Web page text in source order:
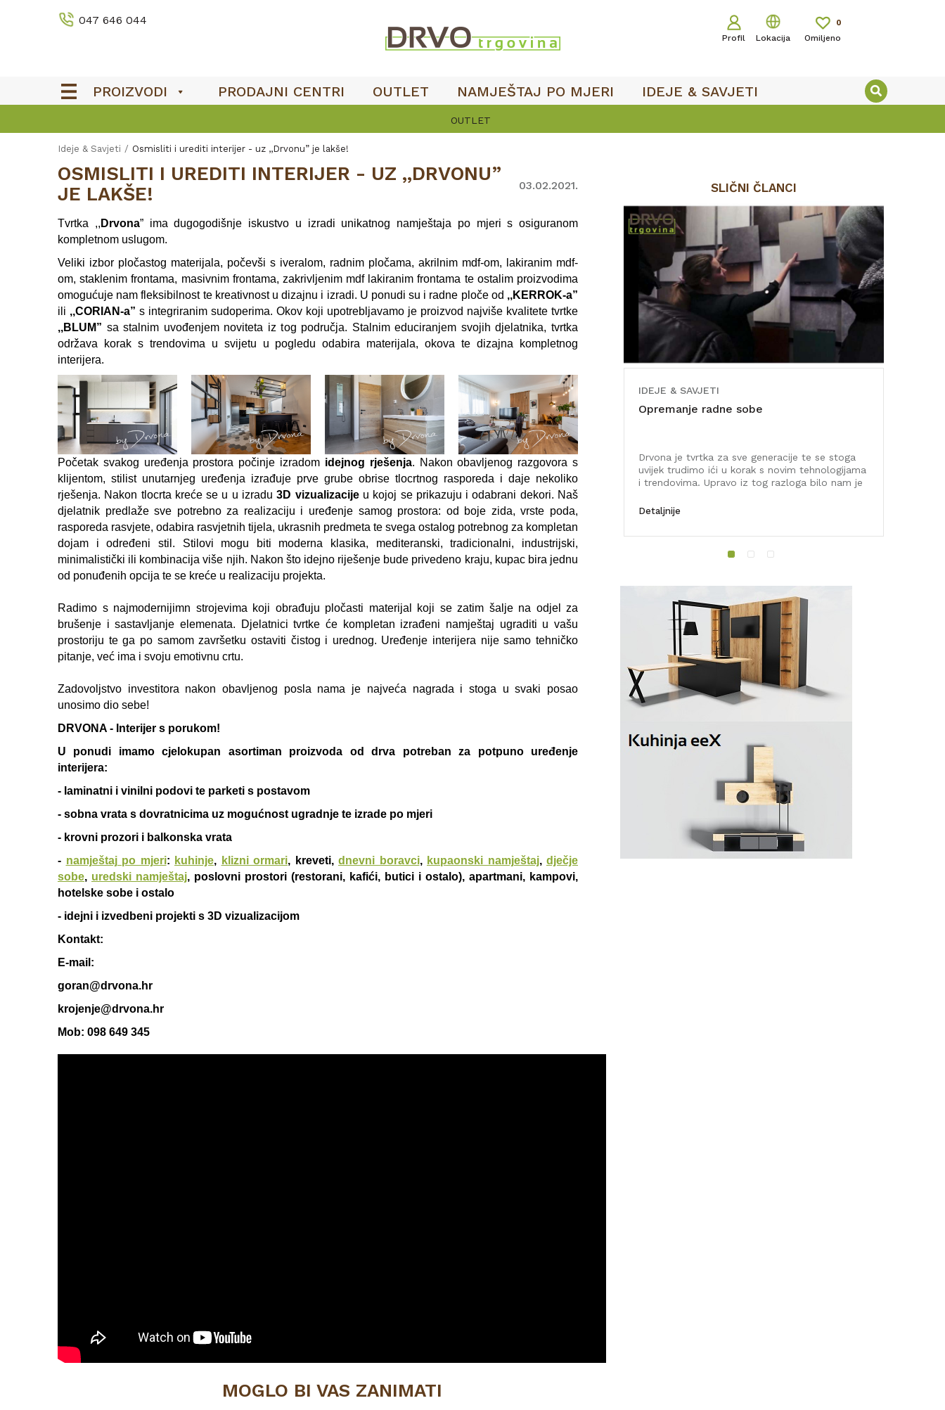
047 646 044
Profil Lokacija Omiljeno
0
PROIZVODI PRODAJNI CENTRI OUTLET NAMJEŠTAJ PO MJERI IDEJE & SAVJETI
OUTLET
Ideje & Savjeti Osmisliti i urediti interijer - uz ,,Drvonu” je lakše!
03.02.2021.
OSMISLITI I UREDITI INTERIJER - UZ ,,DRVONU”
JE LAKŠE!
Tvrtka ,, Drvona” ima dugogodišnje iskustvo u izradi unikatnog namještaja po mjeri s osiguranom
kompletnom uslugom.
Veliki izbor pločastog materijala, počevši s iveralom, radnim pločama, akrilnim mdf-om, lakiranim mdf-
om, staklenim frontama, masivnim frontama, zakrivljenim mdf lakiranim frontama te ostalim proizvodima
omogućuje nam fleksibilnost te kreativnost u dizajnu i izradi. U ponudi su i radne ploče od ,,KERROK-a”
ili ,,CORIAN-a” s integriranim sudoperima. Okov koji upotrebljavamo je proizvod najviše kvalitete tvrtke
,,BLUM” sa stalnim uvođenjem noviteta iz tog područja. Stalnim educiranjem svojih djelatnika, tvrtka
održava korak s trendovima u svijetu u pogledu odabira materijala, okova te dizajna kompletnog
interijera.
Početak svakog uređenja prostora počinje izradom idejnog rješenja. Nakon obavljenog razgovora s
klijentom, stilist unutarnjeg uređenja izrađuje prve grube obrise tlocrtnog rasporeda i daje nekoliko
rješenja. Nakon tlocrta kreće se u u izradu3D vizualizacijeu kojoj se prikazuju i odabrani dekori. Naš
djelatnik predlaže sve potrebno za realizaciju i uređenje samog prostora: od boje zida, vrste poda,
rasporeda rasvjete, odabira rasvjetnih tijela, ukrasnih predmeta te svega ostalog potrebnog za kompletan
dojam i određeni stil. Stilovi mogu biti moderna klasika, mediteranski, tradicionalni, industrijski,
minimalistički ili kombinacija više njih. Nakon što idejno riješenje bude privedeno kraju, kupac bira jednu
od ponuđenih opcija te se kreće u realizaciju projekta.
Radimo s najmodernijimn strojevima koji obrađuju pločasti materijal koji se zatim šalje na odjel za
brušenje i sastavljanje elemenata. Djelatnici tvrtke će kompletan izrađeni namještaj ugraditi u vašu
prostoriju te ga po samom završetku ostaviti čistog i urednog. Uređenje interijera nije samo tehničko
pitanje, već ima i svoju emotivnu crtu.
Zadovoljstvo investitora nakon obavljenog posla nama je najveća nagrada i stoga u svaki posao
unosimo dio sebe!
DRVONA - Interijer s porukom!
U ponudi imamo cjelokupan asortiman proizvoda od drva potreban za potpuno uređenje
interijera:
- laminatni i vinilni podovi te parketi s postavom
- sobna vrata s dovratnicima uz mogućnost ugradnje te izrade po mjeri
- krovni prozori i balkonska vrata
- namještaj po mjeri: kuhinje, klizni ormari, kreveti, dnevni boravci, kupaonski namještaj, dječje
sobe, uredski namještaj, poslovni prostori (restorani, kafići, butici i ostalo), apartmani, kampovi,
hotelske sobe i ostalo
- idejni i izvedbeni projekti s 3D vizualizacijom
Kontakt:
E-mail:
goran@drvona.hr
krojenje@drvona.hr
Mob: 098 649 345
MOGLO BI VAS ZANIMATI
SLIČNI ČLANCI
IDEJE & SAVJETI
Kako i zašto postaviti laminat na zid?
Laminati su prvobitno zamišljeni kao izvrsno
rješenje za podove, no kreativci željni stvaranja
unikatnih prostora brzo su im pronašli no...
Detaljnije
IDEJE & SAVJETI
Opremanje radne sobe
Drvona je tvrtka za sve generacije te se stoga
uvijek trudimo ići u korak s novim tehnologijama
i trendovima. Upravo iz tog razloga bilo nam je
Detaljnije
1 2 3